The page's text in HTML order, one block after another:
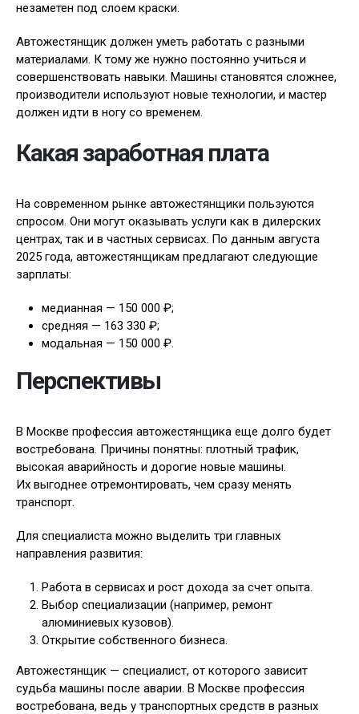
незаметен под слоем краски.
Автожестянщик должен уметь работать с разными
материалами. К тому же нужно постоянно учиться и
совершенствовать навыки. Машины становятся сложнее,
производители используют новые технологии, и мастер
должен идти в ногу со временем.
Какая заработная плата
На современном рынке автожестянщики пользуются
спросом. Они могут оказывать услуги как в дилерских
центрах, так и в частных сервисах. По данным августа
2025 года, автожестянщикам предлагают следующие
зарплаты:
медианная — 150 000 ₽;
средняя — 163 330 ₽;
модальная — 150 000 ₽.
Перспективы
В Москве профессия автожестянщика еще долго будет
востребована. Причины понятны: плотный трафик,
высокая аварийность и дорогие новые машины.
Их выгоднее отремонтировать, чем сразу менять
транспорт.
Для специалиста можно выделить три главных
направления развития:
Работа в сервисах и рост дохода за счет опыта.
Выбор специализации (например, ремонт
алюминиевых кузовов).
Открытие собственного бизнеса.
Автожестянщик — специалист, от которого зависит
судьба машины после аварии. В Москве профессия
востребована, ведь у транспортных средств в разных